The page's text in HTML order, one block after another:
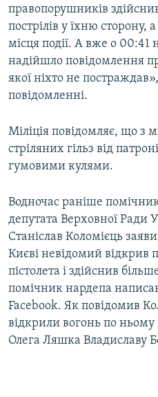
Усі сайти RFE/RL
правопорушників
пострілів у їхню сторону,
місця події. А вже о 00:41
надійшло повідомлення
якої ніхто не
повідомленні.
Міліція повідомляє, що з
стріляних гільз від
гумовими кулями.
Водночас раніше
депутата Верховної Ради
Станіслав Коломієць
Києві невідомий відкрив
пістолета і здійснив
помічник нардепа написав
Facebook. Як повідомив
відкрили вогонь по ньому
Олега Ляшка Владиславу